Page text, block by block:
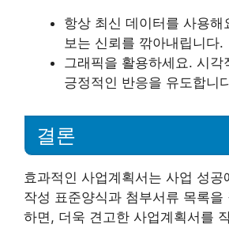
항상 최신 데이터를 사용해
보는 신뢰를 깎아내립니다.
그래픽을 활용하세요. 시각
긍정적인 반응을 유도합니
결론
효과적인 사업계획서는 사업 성공
작성 표준양식과 첨부서류 목록을
하면, 더욱 견고한 사업계획서를